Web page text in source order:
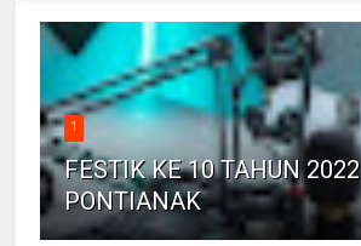
1
FESTIK KE 10 TAHUN 2022
PONTIANAK